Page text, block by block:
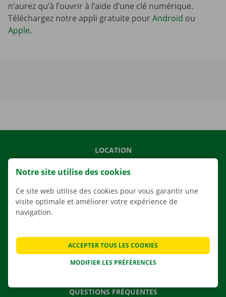
n’aurez qu’à l’ouvrir à l’aide d’une clé numérique.
Téléchargez notre appli gratuite pourAndroid ou
Apple.
LOCATION
AGENCES
QUESTIONS FRÉQUENTES
Notre site utilise des cookies
Ce site web utilise des cookies pour vous garantir une
visite optimale et améliorer votre expérience de
navigation.
MODIFIER LES PRÉFÉRENCES
ACCEPTER TOUS LES COOKIES